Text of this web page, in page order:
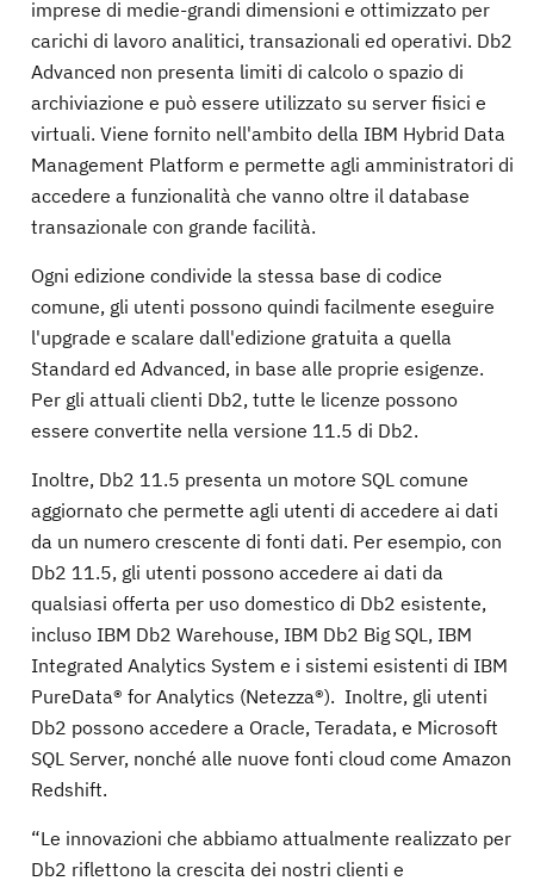
imprese di medie-grandi dimensioni e ottimizzato per
carichi di lavoro analitici, transazionali ed operativi. Db2
Advanced non presenta limiti di calcolo o spazio di
archiviazione e può essere utilizzato su server fisici e
virtuali. Viene fornito nell'ambito della IBM Hybrid Data
Management Platform e permette agli amministratori di
accedere a funzionalità che vanno oltre il database
transazionale con grande facilità.
Ogni edizione condivide la stessa base di codice
comune, gli utenti possono quindi facilmente eseguire
l'upgrade e scalare dall'edizione gratuita a quella
Standard ed Advanced, in base alle proprie esigenze.
Per gli attuali clienti Db2, tutte le licenze possono
essere convertite nella versione 11.5 di Db2.
Inoltre, Db2 11.5 presenta un motore SQL comune
aggiornato che permette agli utenti di accedere ai dati
da un numero crescente di fonti dati. Per esempio, con
Db2 11.5, gli utenti possono accedere ai dati da
qualsiasi offerta per uso domestico di Db2 esistente,
incluso IBM Db2 Warehouse, IBM Db2 Big SQL, IBM
Integrated Analytics System e i sistemi esistenti di IBM
PureData® for Analytics (Netezza®). Inoltre, gli utenti
Db2 possono accedere a Oracle, Teradata, e Microsoft
SQL Server, nonché alle nuove fonti cloud come Amazon
Redshift.
“Le innovazioni che abbiamo attualmente realizzato per
Db2 riflettono la crescita dei nostri clienti e